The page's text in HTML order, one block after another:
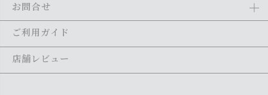
い。
全商品送料無料
状況によって、多少前後する場合がございます。詳しくは
お問合せ
メール：shopping@monogallery.jp
メールの返信につきましては、1～2営業日以内にさせていただいてお
ご利用ガイド
店舗レビュー